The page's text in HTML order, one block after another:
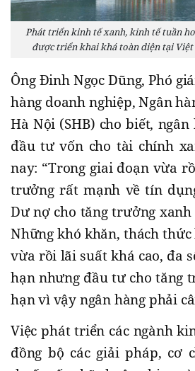
Phát triển kinh tế xanh, kinh tế tuần
được triển khai khá toàn diện tại
Ông Đinh Ngọc Dũng, Phó
hàng doanh nghiệp, Ngân
Hà Nội (SHB) cho biết,
đầu tư vốn cho tài chính
nay: “Trong giai đoạn vừa
trưởng rất mạnh về tín
Dư nợ cho tăng trưởng xanh
Những khó khăn, thách
vừa rồi lãi suất khá cao, đa
hạn nhưng đầu tư cho tăng
hạn vì vậy ngân hàng phải
Việc phát triển các ngành
đồng bộ các giải pháp, cơ